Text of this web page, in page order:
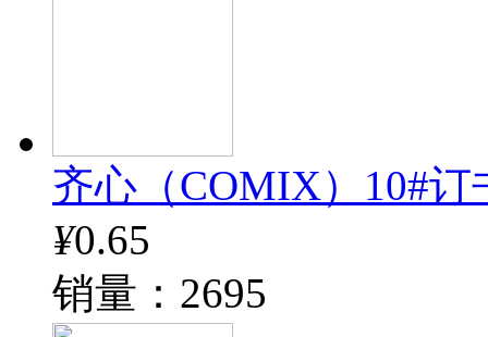
齐心（COMIX）10#订
¥0.65
销量：2695